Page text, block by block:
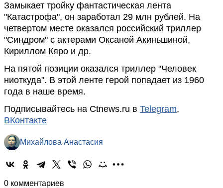
Замыкает тройку фантастическая лента
"Катастрофа", он заработал 29 млн рублей. На
четвертом месте оказался российский триллер
"Синдром" с актерами Оксаной Акиньшиной,
Кириллом Кяро и др.
На пятой позиции оказался триллер "Человек
ниоткуда". В этой ленте герой попадает из 1960
года в наше время.
Подписывайтесь на Ctnews.ru в Telegram,
ВКонтакте
Михайлова Анастасия
0 комментариев